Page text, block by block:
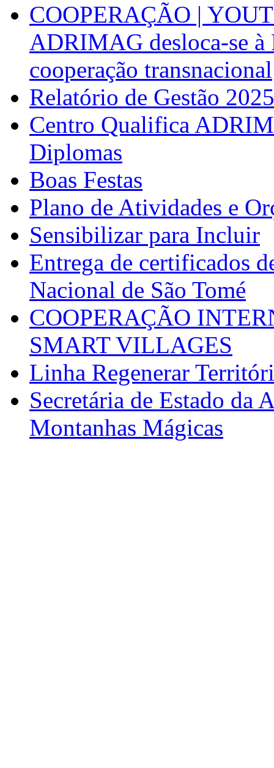
COOPERAÇÃO |
ADRIMAG desloca-se
cooperação transnacional
Relatório de Gestão 2025
Centro Qualifica
Diplomas
Boas Festas
Plano de Atividades e
Sensibilizar para Incluir
Entrega de certificados
Nacional de São Tomé
COOPERAÇÃO
SMART VILLAGES
Linha Regenerar
Secretária de Estado da
Montanhas Mágicas